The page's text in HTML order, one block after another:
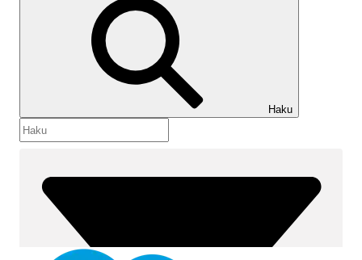
Näytä sisällysluettelo
Sisällysluettelo
Haku